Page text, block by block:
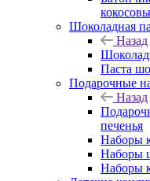
Шоколадная
Назад
Паста
Подарочные
Назад
печенья
Наборы
Наборы
Наборы